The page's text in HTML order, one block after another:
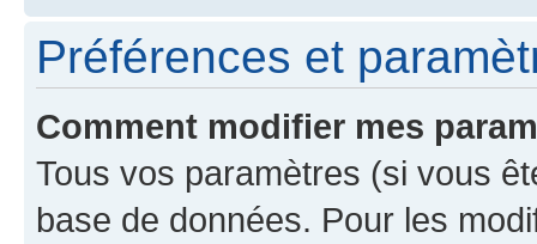
Préférences et
Comment modifier mes
Tous vos paramètres (si vous
base de données. Pour les